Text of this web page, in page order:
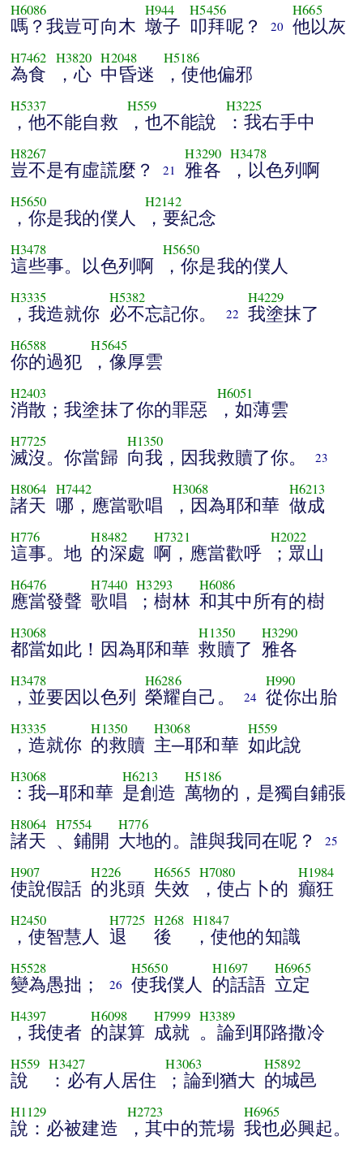
H6086
嗎？我豈可向木
H944
墩子
H5456
叩拜呢？ 20
H665
他以灰
H7462
為食
H3820
，心
H2048
中昏迷
H5186
，使他偏邪
H5337
，他不能自救
H559
，也不能說
H3225
：我右手中
H8267
豈不是有虛謊麼？ 21
H3290
雅各
H3478
，以色列啊
H5650
，你是我的僕人
H2142
，要紀念
H3478
這些事。以色列啊
H5650
，你是我的僕人
H3335
，我造就你
H5382
必不忘記你。 22
H4229
我塗抹了
H6588
你的過犯
H5645
，像厚雲
H2403
消散；我塗抹了你的罪惡
H6051
，如薄雲
H7725
滅沒。你當歸
H1350
向我，因我救贖了你。 23
H8064
諸天
H7442
哪，應當歌唱
H3068
，因為耶和華
H6213
做成
H776
這事。地
H8482
的深處
H7321
啊，應當歡呼
H2022
；眾山
H6476
應當發聲
H7440
歌唱
H3293
；樹林
H6086
和其中所有的樹
H3068
都當如此！因為耶和華
H1350
救贖了
H3290
雅各
H3478
，並要因以色列
H6286
榮耀自己。 24
H990
從你出胎
H3335
，造就你
H1350
的救贖
H3068
主─耶和華
H559
如此說
H3068
：我─耶和華
H6213
是創造
H5186
萬物的，是獨自鋪張
H8064
諸天
H7554
、鋪開
H776
大地的。誰與我同在呢？ 25
H907
使說假話
H226
的兆頭
H6565
失效
H7080
，使占卜的
H1984
癲狂
H2450
，使智慧人
H7725
退
H268
後
H1847
，使他的知識
H5528
變為愚拙； 26
H5650
使我僕人
H1697
的話語
H6965
立定
H4397
，我使者
H6098
的謀算
H7999
成就
H3389
。論到耶路撒冷
H559
說
H3427
：必有人居住
H3063
；論到猶大
H5892
的城邑
H1129
說：必被建造
H2723
，其中的荒場
H6965
我也必興起。